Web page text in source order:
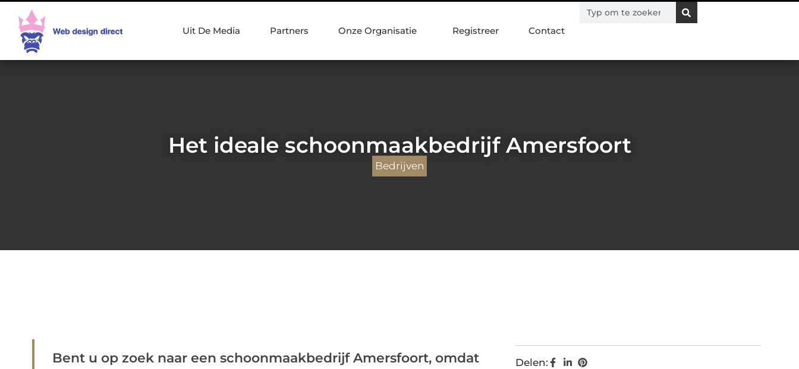
Uit De Media Partners Onze Organisatie Registreer Contact
Het ideale schoonmaakbedrijf Amersfoort
Bedrijven
Bent u op zoek naar een schoonmaakbedrijf Amersfoort, omdat
Delen: